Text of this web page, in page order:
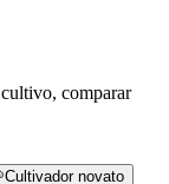
comparar
Cultivador novato